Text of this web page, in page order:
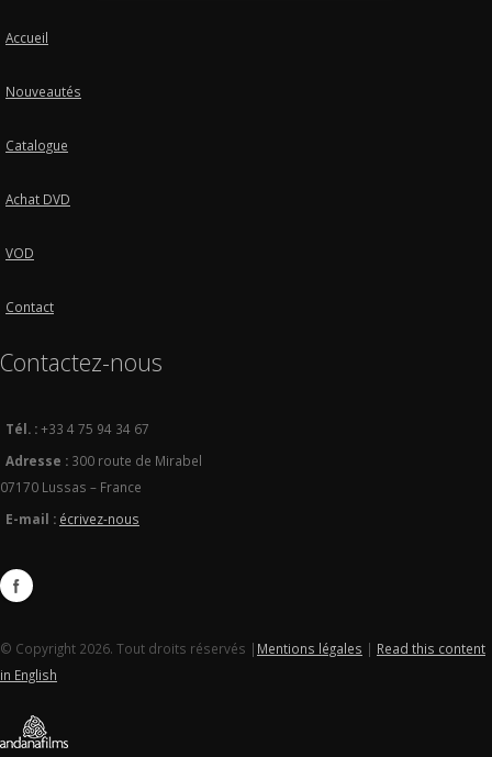
Accueil
Nouveautés
Catalogue
Achat DVD
VOD
Contact
Contactez-nous
Tél. :+33 4 75 94 34 67
Adresse : 300 route de Mirabel
07170 Lussas – France
E-mail : écrivez-nous
© Copyright 2026. Tout droits réservés | Mentions légales | Read this content
in English